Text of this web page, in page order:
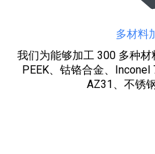
多材料
我们为能够加工 300 多种材
PEEK、钴铬合金、
AZ31、不锈